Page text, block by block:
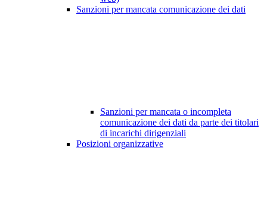
Sanzioni per mancata comunicazione dei dati
Sanzioni per mancata o incompleta
comunicazione dei dati da parte dei titolari
di incarichi dirigenziali
Posizioni organizzative